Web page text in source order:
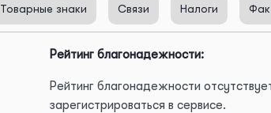
Товарные знаки Связи Налоги
Рейтинг благонадежности:
Рейтинг благонадежности
зарегистрироваться в сервисе.